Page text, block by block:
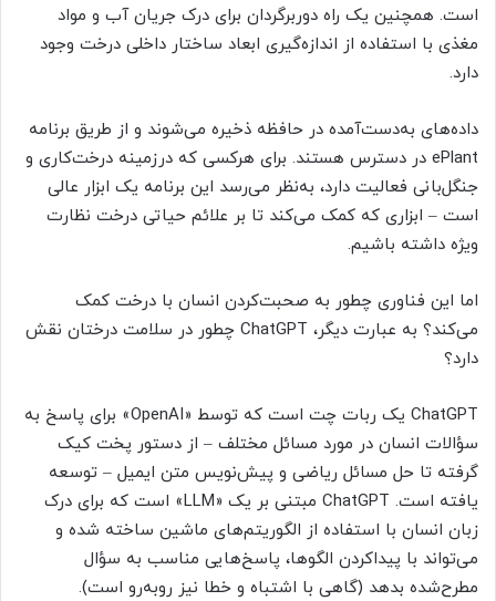
است. همچنین یک راه دوربرگردان برای درک جریان آب و مواد
مغذی با استفاده از اندازه‌گیری ابعاد ساختار داخلی درخت وجود
دارد.
داده‌های به‌دست‌آمده در حافظه ذخیره می‌شوند و از طریق برنامه
ePlant در دسترس هستند. برای هرکسی که درزمینه درخت‌کاری و
جنگل‌بانی فعالیت دارد، به‌نظر می‌رسد این برنامه یک ابزار عالی
است – ابزاری که کمک می‌کند تا بر علائم حیاتی درخت نظارت
ویژه داشته باشیم.
اما این فناوری چطور به صحبت‌کردن انسان با درخت کمک
می‌کند؟ به عبارت دیگر، ChatGPT چطور در سلامت درختان نقش
دارد؟
ChatGPT یک ربات چت است که توسط «OpenAI» برای پاسخ به
سؤالات انسان در مورد مسائل مختلف – از دستور پخت کیک
گرفته تا حل مسائل ریاضی و پیش‌نویس متن ایمیل – توسعه
یافته است. ChatGPT مبتنی بر یک «LLM» است که برای درک
زبان انسان با استفاده از الگوریتم‌های ماشین ساخته شده و
می‌تواند با پیداکردن الگوها، پاسخ‌هایی مناسب به سؤال
مطرح‌شده بدهد (گاهی با اشتباه و خطا نیز روبه‌رو است).